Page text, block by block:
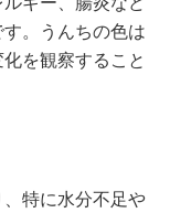
。うんちの色は
を観察すること
特に水分不足や